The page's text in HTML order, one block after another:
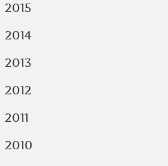
2015
2014
2013
2012
2011
2010